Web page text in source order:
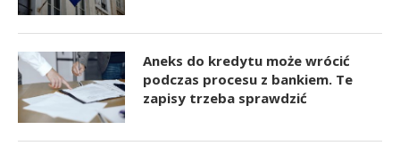
Aneks do kredytu może wrócić
podczas procesu z bankiem. Te
zapisy trzeba sprawdzić